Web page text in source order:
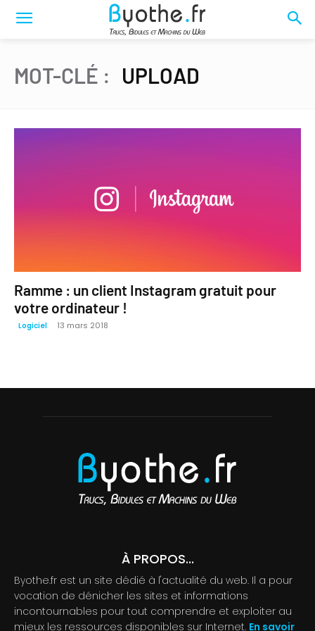
MOT-CLÉ : UPLOAD
Ramme : un client Instagram gratuit pour
votre ordinateur !
Logiciel 13 mars 2018
À PROPOS...
Byothe.fr est un site dédié à l'actualité du web. Il a pour
vocation de dénicher les sites et informations
incontournables pour tout comprendre et exploiter au
mieux les ressources disponibles sur Internet. En savoir